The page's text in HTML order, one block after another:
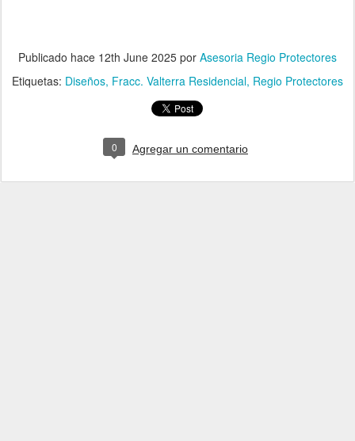
Publicado hace 12th June 2025 por Asesoria Regio Protectores
Etiquetas: Diseños Fracc. Valterra Residencial Regio Protectores
0 Agregar un comentario